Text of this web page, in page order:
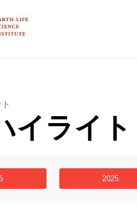
イライト
2025